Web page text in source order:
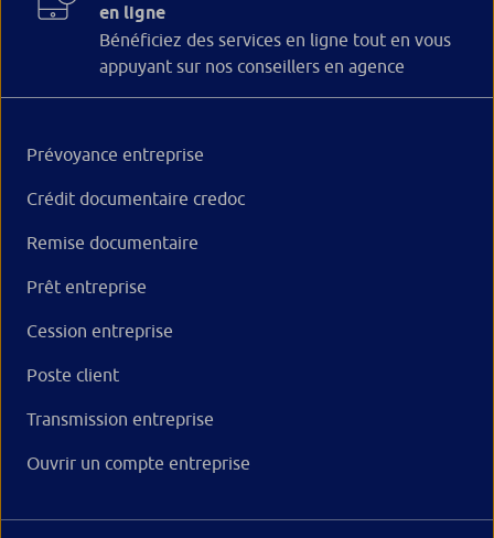
en ligne
Bénéficiez des services en ligne tout en vous
appuyant sur nos conseillers en agence
Prévoyance entreprise
Crédit documentaire credoc
Remise documentaire
Prêt entreprise
Cession entreprise
Poste client
Transmission entreprise
Ouvrir un compte entreprise